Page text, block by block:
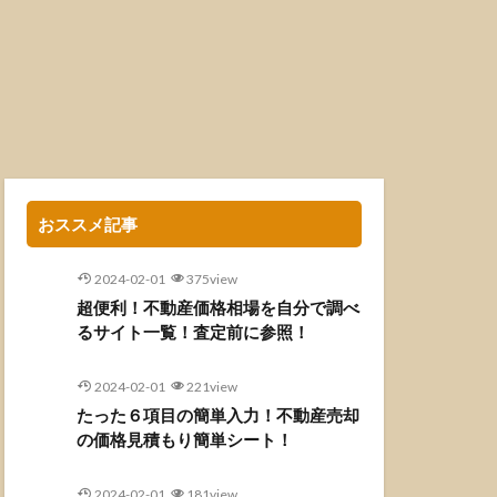
おススメ記事
2024-02-01 375view
超便利！不動産価格相場を自分で調べ
るサイト一覧！査定前に参照！
2024-02-01 221view
たった６項目の簡単入力！不動産売却
の価格見積もり簡単シート！